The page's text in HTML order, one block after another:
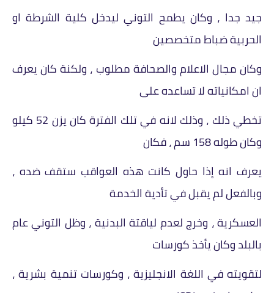
جيد جدا ، وكان يطمح التوني ليدخل كلية الشرطة او
الحربية ضباط متخصصين
وكان مجال الاعلام والصحافة مطلوب ، ولكنة كان يعرف
ان امكانياته لا تساعده على
تخطي ذلك ، وذلك لانه في تلك الفترة كان يزن 52 كيلو
وكان طوله 158 سم ، فكان
يعرف انه إذا حاول كانت هذه العواقب ستقف ضده ،
وبالفعل لم يقبل في تأدية الخدمة
العسكرية ، وخرج لعدم لياقتة البدنية ، وظل التوني عام
بالبلد وكان يأخذ كورسات
لتقويته في اللغة الانجليزية ، وكورسات تنمية بشرية ،